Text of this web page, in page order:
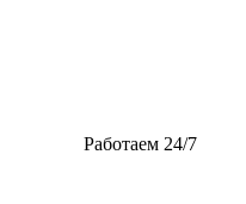
Работаем 24/7